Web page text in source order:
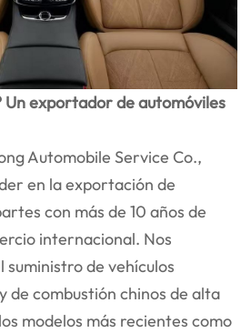
Un exportador de automóviles
Automobile Service Co.,
en la exportación de
con más de 10 años de
internacional. Nos
suministro de vehículos
de combustión chinos de alta
modelos más recientes como